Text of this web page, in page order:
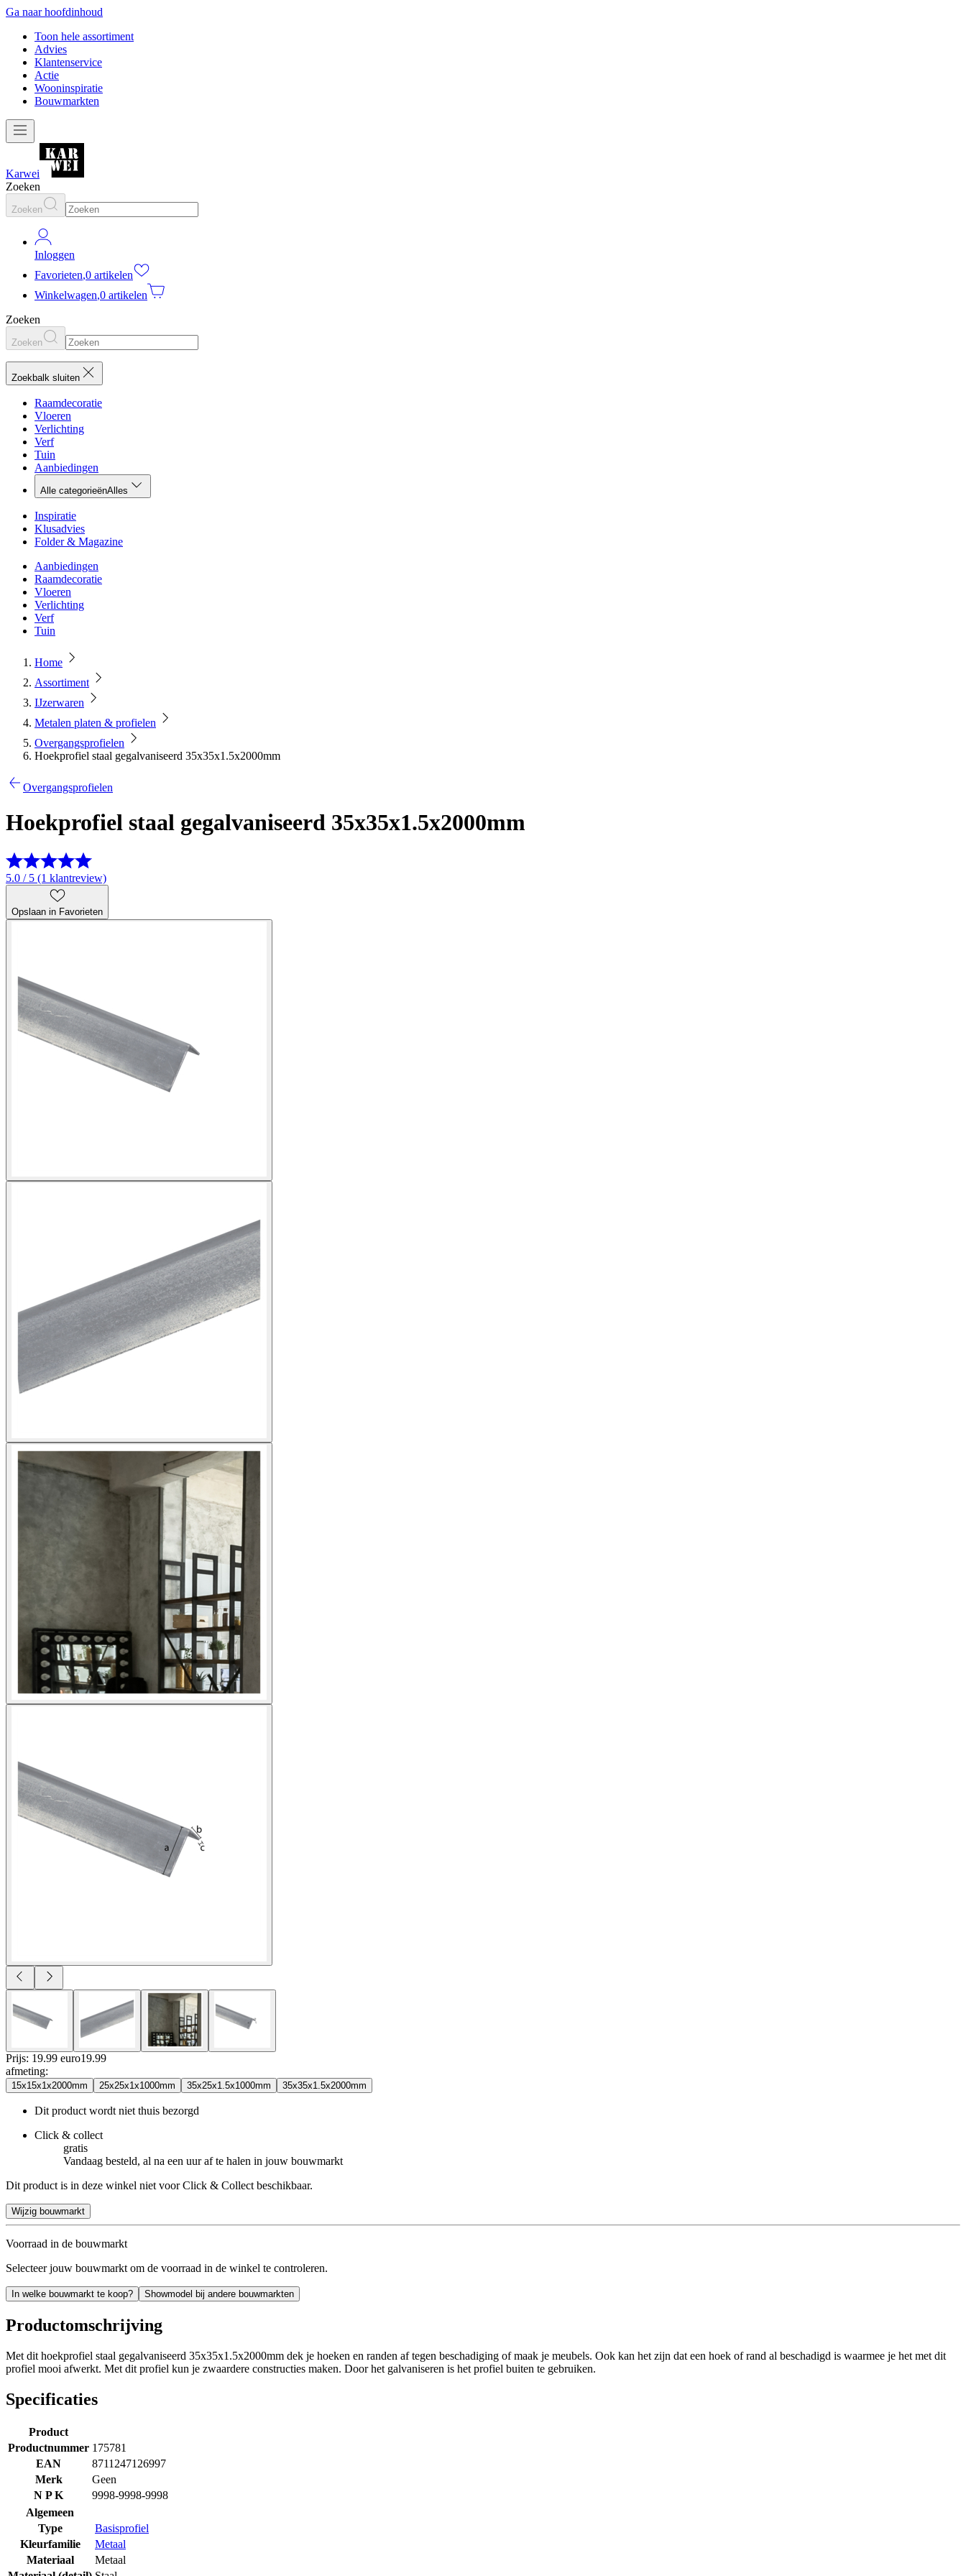
Ga naar hoofdinhoud
Toon hele assortiment
Advies
Klantenservice
Actie
Wooninspiratie
Bouwmarkten
Karwei
Zoeken
Zoeken
Inloggen
Favorieten,0 artikelen
Winkelwagen,0 artikelen
Zoeken
Zoeken
Zoekbalk sluiten
Raamdecoratie
Vloeren
Verlichting
Verf
Tuin
Aanbiedingen
Alle categorieënAlles
Inspiratie
Klusadvies
Folder & Magazine
Aanbiedingen
Raamdecoratie
Vloeren
Verlichting
Verf
Tuin
Home
Assortiment
IJzerwaren
Metalen platen & profielen
Overgangsprofielen
Hoekprofiel staal gegalvaniseerd 35x35x1.5x2000mm
Overgangsprofielen
Hoekprofiel staal gegalvaniseerd 35x35x1.5x2000mm
5.0 / 5 (1 klantreview)
Opslaan in Favorieten
Prijs: 19.99 euro19.99
afmeting:
15x15x1x2000mm 25x25x1x1000mm 35x25x1.5x1000mm 35x35x1.5x2000mm
Dit product wordt niet thuis bezorgd
Click & collect
gratis
Vandaag besteld, al na een uur af te halen in jouw bouwmarkt
Dit product is in deze winkel niet voor Click & Collect beschikbaar.
Wijzig bouwmarkt
Voorraad in de bouwmarkt
Selecteer jouw bouwmarkt om de voorraad in de winkel te controleren.
In welke bouwmarkt te koop? Showmodel bij andere bouwmarkten
Productomschrijving
Met dit hoekprofiel staal gegalvaniseerd 35x35x1.5x2000mm dek je hoeken en randen af tegen beschadiging of maak je meubels. Ook kan het zijn dat een hoek of rand al beschadigd is waarmee je het met dit
profiel mooi afwerkt. Met dit profiel kun je zwaardere constructies maken. Door het galvaniseren is het profiel buiten te gebruiken.
Specificaties
Product
Productnummer 175781
EAN
8711247126997
Merk
Geen
N P K
9998-9998-9998
Algemeen
Type
Basisprofiel
Kleurfamilie
Metaal
Materiaal
Metaal